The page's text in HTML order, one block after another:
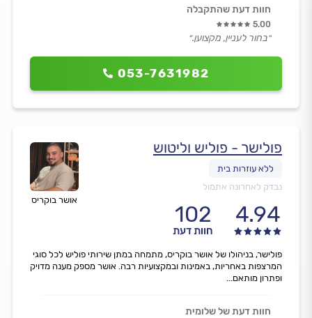
053-7631982
חוות דעת שהתקבלה
5.00
״בחור לעניין, מקצוען.״
אושר בוקריס
פולישר - פוליש וליטוש
נבדק לאחרונה אתמול
4.94
102
חוות דעת
פולישר, בניהולו של אושר בוקריס, מתמחה במתן שירותי פוליש לכל סוגי
המרצפות באחריות, באמינות ובמקצועיות רבה. אושר מספק מענה מדויק
ופתרון מותאם...
חוות דעת של שלומית